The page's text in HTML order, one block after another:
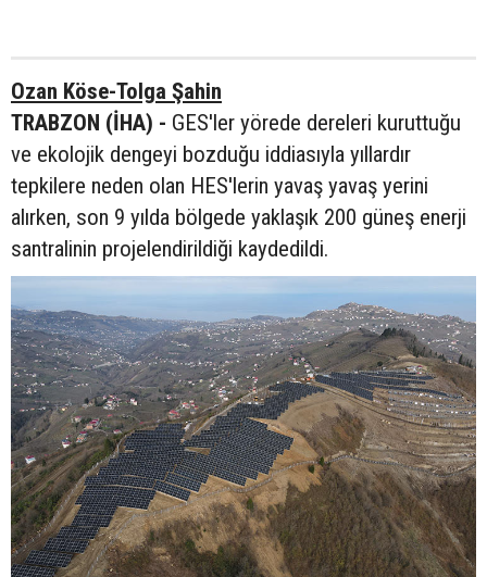
Ozan Köse-Tolga Şahin
TRABZON (İHA) - GES'ler yörede dereleri kuruttuğu
ve ekolojik dengeyi bozduğu iddiasıyla yıllardır
tepkilere neden olan HES'lerin yavaş yavaş yerini
alırken, son 9 yılda bölgede yaklaşık 200 güneş enerji
santralinin projelendirildiği kaydedildi.